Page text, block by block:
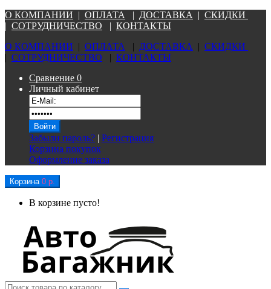
О КОМПАНИИ | ОПЛАТА | ДОСТАВКА | СКИДКИ
| СОТРУДНИЧЕСТВО | КОНТАКТЫ
О КОМПАНИИ | ОПЛАТА | ДОСТАВКА | СКИДКИ
| СОТРУДНИЧЕСТВО | КОНТАКТЫ
Сравнение 0
Личный кабинет
Забыли пароль? | Регистрация
Корзина покупок
Оформление заказа
Корзина 0 р.
В корзине пусто!